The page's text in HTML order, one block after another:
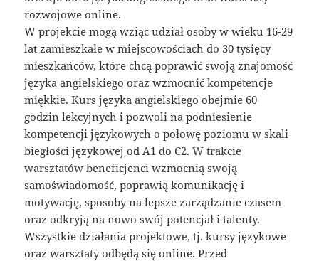
rozwojowe online.
W projekcie mogą wziąc udział osoby w wieku 16-29
lat zamieszkałe w miejscowościach do 30 tysięcy
mieszkańców, które chcą poprawić swoją znajomość
języka angielskiego oraz wzmocnić kompetencje
miękkie. Kurs języka angielskiego obejmie 60
godzin lekcyjnych i pozwoli na podniesienie
kompetencji językowych o połowę poziomu w skali
biegłości językowej od A1 do C2. W trakcie
warsztatów beneficjenci wzmocnią swoją
samoświadomość, poprawią komunikację i
motywację, sposoby na lepsze zarządzanie czasem
oraz odkryją na nowo swój potencjał i talenty.
Wszystkie działania projektowe, tj. kursy językowe
oraz warsztaty odbędą się online. Przed